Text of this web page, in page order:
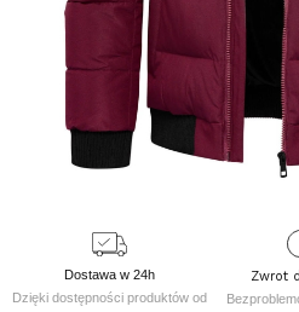
Dostawa w 24h
Dzięki dostępności produktów od
Zwrot